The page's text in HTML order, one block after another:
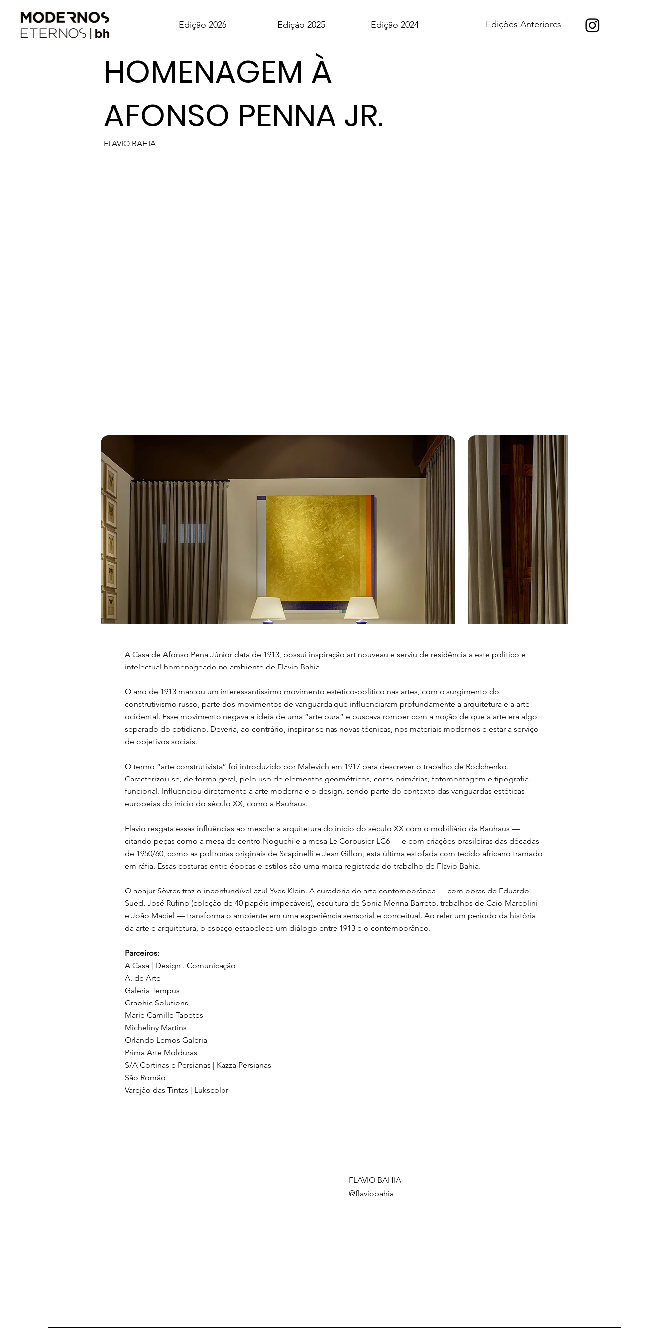
Edição 2026 Edição 2025 Edição 2024 Edições Anteriores
HOMENAGEM À
AFONSO PENNA JR.
FLAVIO BAHIA
A Casa de Afonso Pena Júnior data de 1913, possui inspiração art nouveau e serviu de residência a este político e
intelectual homenageado no ambiente de Flavio Bahia.
O ano de 1913 marcou um interessantíssimo movimento estético-político nas artes, com o surgimento do
construtivismo russo, parte dos movimentos de vanguarda que influenciaram profundamente a arquitetura e a arte
ocidental. Esse movimento negava a ideia de uma “arte pura” e buscava romper com a noção de que a arte era algo
separado do cotidiano. Deveria, ao contrário, inspirar-se nas novas técnicas, nos materiais modernos e estar a serviço
de objetivos sociais.
O termo “arte construtivista” foi introduzido por Malevich em 1917 para descrever o trabalho de Rodchenko.
Caracterizou-se, de forma geral, pelo uso de elementos geométricos, cores primárias, fotomontagem e tipografia
funcional. Influenciou diretamente a arte moderna e o design, sendo parte do contexto das vanguardas estéticas
europeias do início do século XX, como a Bauhaus.
Flavio resgata essas influências ao mesclar a arquitetura do início do século XX com o mobiliário da Bauhaus —
citando peças como a mesa de centro Noguchi e a mesa Le Corbusier LC6 — e com criações brasileiras das décadas
de 1950/60, como as poltronas originais de Scapinelli e Jean Gillon, esta última estofada com tecido africano tramado
em ráfia. Essas costuras entre épocas e estilos são uma marca registrada do trabalho de Flavio Bahia.
O abajur Sèvres traz o inconfundível azul Yves Klein. A curadoria de arte contemporânea — com obras de Eduardo
Sued, José Rufino (coleção de 40 papéis impecáveis), escultura de Sonia Menna Barreto, trabalhos de Caio Marcolini
e João Maciel — transforma o ambiente em uma experiência sensorial e conceitual. Ao reler um período da história
da arte e arquitetura, o espaço estabelece um diálogo entre 1913 e o contemporâneo.
Parceiros:
A Casa | Design . Comunicação
A. de Arte
Galeria Tempus
Graphic Solutions
Marie Camille Tapetes
Micheliny Martins
Orlando Lemos Galeria
Prima Arte Molduras
S/A Cortinas e Persianas | Kazza Persianas
São Romão
Varejão das Tintas | Lukscolor
FLAVIO BAHIA
@flaviobahia_